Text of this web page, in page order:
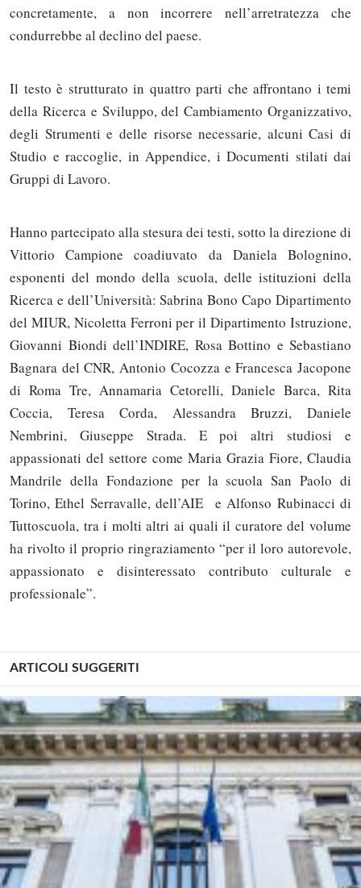
concretamente, a non incorrere nell’arretratezza che
condurrebbe al declino del paese.
Il testo è strutturato in quattro parti che affrontano i temi
della Ricerca e Sviluppo, del Cambiamento Organizzativo,
degli Strumenti e delle risorse necessarie, alcuni Casi di
Studio e raccoglie, in Appendice, i Documenti stilati dai
Gruppi di Lavoro.
Hanno partecipato alla stesura dei testi, sotto la direzione di
Vittorio Campione coadiuvato da Daniela Bolognino,
esponenti del mondo della scuola, delle istituzioni della
Ricerca e dell’Università: Sabrina Bono Capo Dipartimento
del MIUR, Nicoletta Ferroni per il Dipartimento Istruzione,
Giovanni Biondi dell’INDIRE, Rosa Bottino e Sebastiano
Bagnara del CNR, Antonio Cocozza e Francesca Jacopone
di Roma Tre, Annamaria Cetorelli, Daniele Barca, Rita
Coccia, Teresa Corda, Alessandra Bruzzi, Daniele
Nembrini, Giuseppe Strada. E poi altri studiosi e
appassionati del settore come Maria Grazia Fiore, Claudia
Mandrile della Fondazione per la scuola San Paolo di
Torino, Ethel Serravalle, dell’AIE e Alfonso Rubinacci di
Tuttoscuola, tra i molti altri ai quali il curatore del volume
ha rivolto il proprio ringraziamento “per il loro autorevole,
appassionato e disinteressato contributo culturale e
professionale”.
ARTICOLI SUGGERITI